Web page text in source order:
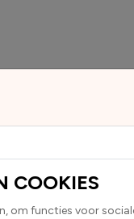
diverse
koffers.
vrijwel elk
COOKIES
om functies voor